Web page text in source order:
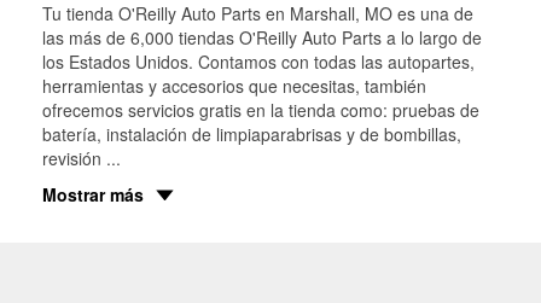
Tu tienda O'Reilly Auto Parts en Marshall, MO es una de
las más de 6,000 tiendas O'Reilly Auto Parts a lo largo de
los Estados Unidos. Contamos con todas las autopartes,
herramientas y accesorios que necesitas, también
ofrecemos servicios gratis en la tienda como: pruebas de
batería, instalación de limpiaparabrisas y de bombillas,
revisión ...
Mostrar más